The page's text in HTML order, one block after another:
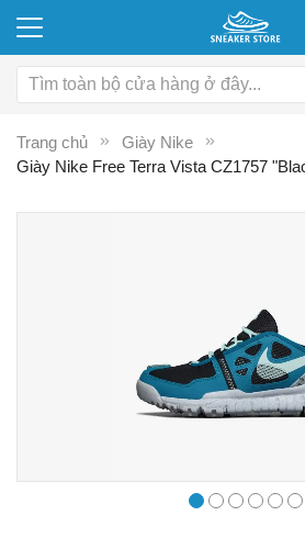
Trang chủ
Giày Nike
Giày Nike Free Terra Vista CZ1757